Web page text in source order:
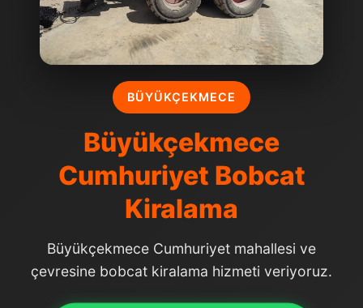
BÜYÜKÇEKMECE
Büyükçekmece
Cumhuriyet Bobcat
Kiralama
Büyükçekmece Cumhuriyet mahallesi ve
çevresine bobcat kiralama hizmeti veriyoruz.